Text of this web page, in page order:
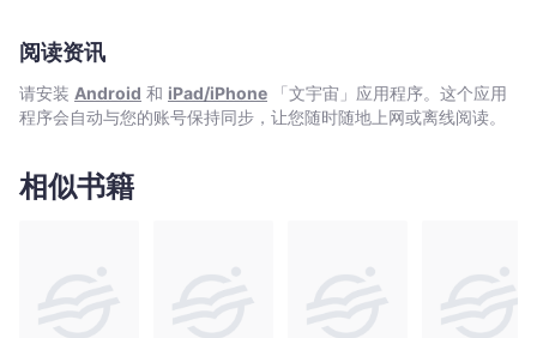
阅读资讯
请安装 Android 和 iPad/iPhone 「文宇宙」应用程序。这个应用
程序会自动与您的账号保持同步，让您随时随地上网或离线阅读。
相似书籍